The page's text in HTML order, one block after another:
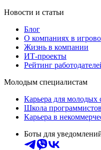
Новости и статьи
Блог
О компаниях в
Жизнь в компании
ИТ-проекты
Рейтинг
Молодым специалистам
Карьера для молодых
Школа программистов
Карьера в
Боты для